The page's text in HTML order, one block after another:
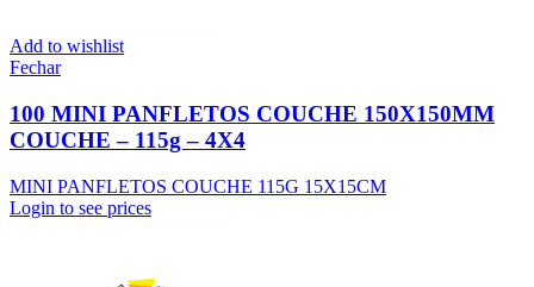
Add to wishlist
Fechar
100 MINI PANFLETOS COUCHE 150X150MM
COUCHE – 115g – 4X4
MINI PANFLETOS COUCHE 115G 15X15CM
Login to see prices